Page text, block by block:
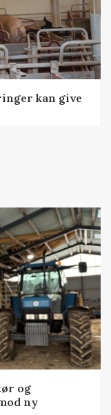
kan give
og
ny